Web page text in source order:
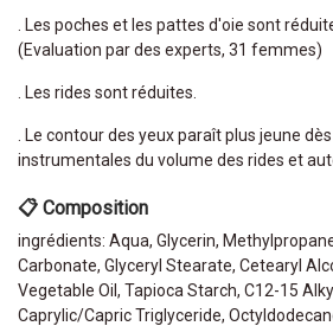
. Les poches et les pattes d'oie sont
(Evaluation par des experts, 31 femmes)
. Les rides sont réduites.
. Le contour des yeux paraît plus jeune
instrumentales du volume des rides et
📋 Composition
ingrédients: Aqua, Glycerin,
Carbonate, Glyceryl Stearate, Cetearyl
Vegetable Oil, Tapioca Starch, C12-15
Caprylic/Capric Triglyceride,